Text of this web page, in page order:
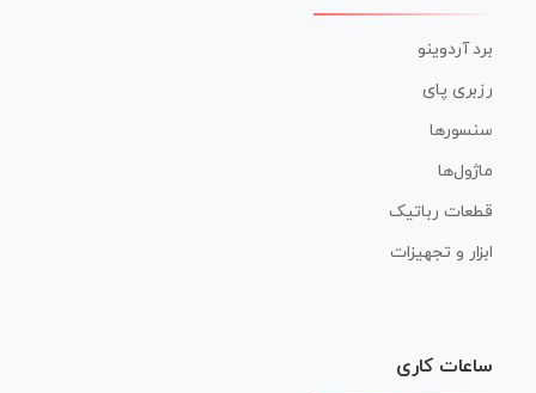
برد آردوینو
رزبری پای
سنسورها
ماژول‌ها
قطعات رباتیک
ابزار و تجهیزات
ساعات کاری